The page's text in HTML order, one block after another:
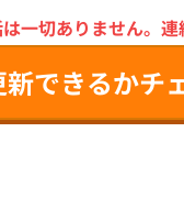
一切ありません。 連
できるかチ